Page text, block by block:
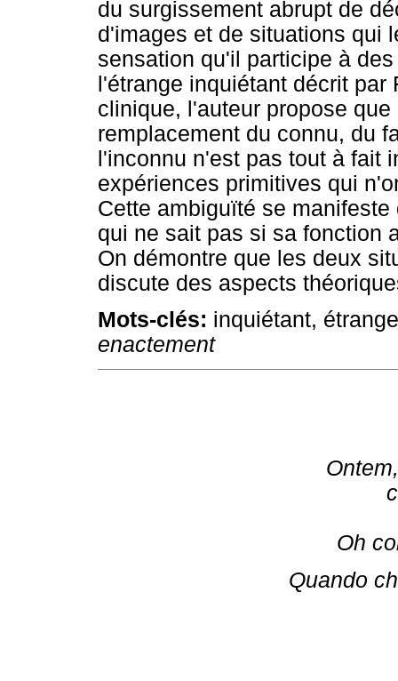
du surgissement abrupt de
d'images et de situations qui
sensation qu'il participe à
l'étrange inquiétant décrit par
clinique, l'auteur propose
remplacement du connu, du
l'inconnu n'est pas tout à fait
expériences primitives qui
Cette ambiguïté se
qui ne sait pas si sa fonction
On démontre que les deux
discute des aspects
Mots-clés: inquiétant,
enactement
Oh
Quando